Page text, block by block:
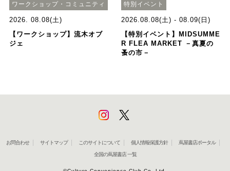
ワークショップ・コミュニティ
2026. 08.08(土)
【ワークショップ】流木オブ
ジェ
特別イベント
2026.08.08(土) - 08.09(日)
【特別イベント】MIDSUMME
R FLEA MARKET －真夏の
蚤の市－
お問合わせ サイトマップ このサイトについて 個人情報保護方針 蔦屋書店ポータル
全国の蔦屋書店 一覧